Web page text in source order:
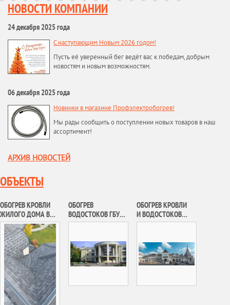
НОВОСТИ КОМПАНИИ
24 декабря 2025 года
С наступающим Новым 2026 годом!
Пусть её уверенный бег ведёт вас к победам, добрым
новостям и новым возможностям.
06 декабря 2025 года
Новинки в магазине Профэлектробогрев!
Мы рады сообщить о поступлении новых товаров в наш
ассортимент!
АРХИВ НОВОСТЕЙ
ОБЪЕКТЫ
ОБОГРЕВ КРОВЛИ
ЖИЛОГО ДОМА В
ОДИНЦОВСКОМ
РАЙОНЕ
ОБОГРЕВ
ВОДОСТОКОВ ГБУК
«ДОМ КУЛЬТУРЫ
ОБОГРЕВ КРОВЛИ
И ВОДОСТОКОВ
КАЗАНСКОГО
МОСКВЕ